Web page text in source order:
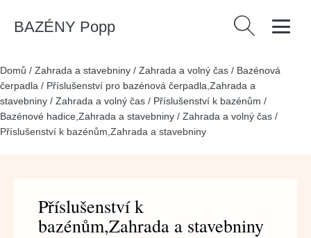
BAZÉNY Popp Vyhledávání
Domů / Zahrada a stavebniny / Zahrada a volný čas / Bazénová
čerpadla / Příslušenství pro bazénová čerpadla,Zahrada a
stavebniny / Zahrada a volný čas / Příslušenství k bazénům /
Bazénové hadice,Zahrada a stavebniny / Zahrada a volný čas /
Příslušenství k bazénům,Zahrada a stavebniny
Příslušenství k
bazénům,Zahrada a stavebniny